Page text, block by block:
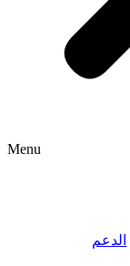
Menu
الدعم